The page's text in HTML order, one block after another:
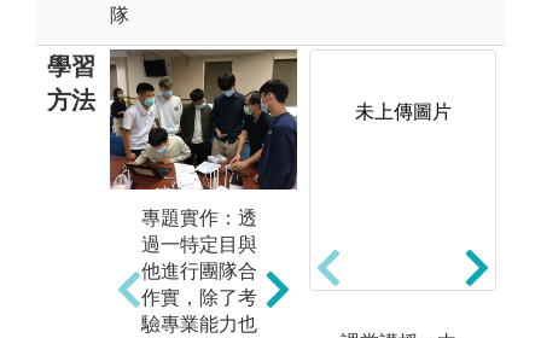
隊
學習
方法
專題實作：透
過一特定目與
他進行團隊合
作實，除了考
驗專業能力也
經濟學、商業
應用統計等理
未上傳圖片